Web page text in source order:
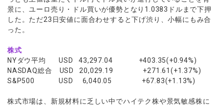
景に、ユーロ売り・ドル買いが優勢となり1.0383ドルまで下押
した。ただ23日安値に面合わせすると下げ渋り、小幅にもみ合
った。
株式
NYダウ平均 USD 43,297.04 +403.35(+0.94%)
NASDAQ総合 USD 20,029.19 +271.61(+1.37%)
S&P500 USD 6,040.05 +67.83(+1.13%)
株式市場は、新規材料に乏しい中でハイテク株や景気敏感株に